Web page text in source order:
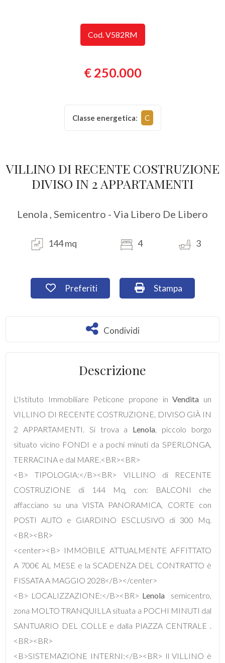
Cod. V582RM
€ 250.000
Classe energetica: C
VILLINO DI RECENTE COSTRUZIONE
DIVISO IN 2 APPARTAMENTI
Lenola , Semicentro - Via Libero De Libero
144 mq 4 3
Preferiti: Cod. V582RM
Preferiti Stampa: Cod.
Stampa
Condividi
Condividi
Descrizione
L'Istituto Immobiliare Peticone propone inVendita un
VILLINO DI RECENTE COSTRUZIONE, DIVISO GIÀ IN
2 APPARTAMENTI. Si trova a Lenola, piccolo borgo
situato vicino FONDI e a pochi minuti da SPERLONGA,
TERRACINA e dal MARE.<BR><BR>
<B> TIPOLOGIA:</B><BR> VILLINO di RECENTE
COSTRUZIONE di 144 Mq, con: BALCONI che
affacciano su una VISTA PANORAMICA, CORTE con
POSTI AUTO e GIARDINO ESCLUSIVO di 300 Mq.
<BR><BR>
<center><B> IMMOBILE ATTUALMENTE AFFITTATO
A 700€ AL MESE e la SCADENZA DEL CONTRATTO è
FISSATA A MAGGIO 2028</B></center>
<B> LOCALIZZAZIONE:</B><BR> Lenola  semicentro,
zona MOLTO TRANQUILLA situata a POCHI MINUTI dal
SANTUARIO DEL COLLE e dalla PIAZZA CENTRALE .
<BR><BR>
<B>SISTEMAZIONE INTERNI:</B><BR> Il VILLINO è
multiscelta
Residenziali
Commerciali
Industriali
Locali
1
2